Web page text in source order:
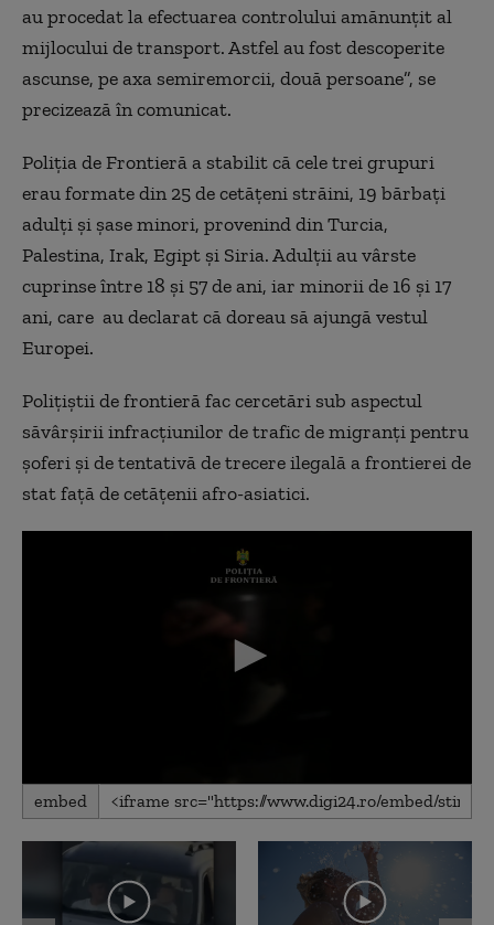
au procedat la efectuarea controlului amănunţit al
mijlocului de transport. Astfel au fost descoperite
ascunse, pe axa semiremorcii, două persoane”, se
precizează în comunicat.
Poliția de Frontieră a stabilit că cele trei grupuri
erau formate din 25 de cetățeni străini, 19 bărbați
adulți şi şase minori, provenind din Turcia,
Palestina, Irak, Egipt şi Siria. Adulţii au vârste
cuprinse între 18 şi 57 de ani, iar minorii de 16 şi 17
ani, care au declarat că doreau să ajungă vestul
Europei.
Poliţiştii de frontieră fac cercetări sub aspectul
săvârșirii infracțiunilor de trafic de migranți pentru
şoferi şi de tentativă de trecere ilegală a frontierei de
stat față de cetăţenii afro-asiatici.
0
seconds
37
embed